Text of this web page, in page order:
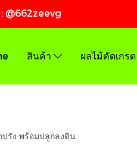
@662zeevg
สินค้า ผลไม้คัดเกรด
ปรัง พร้อมปลูกลงดิน